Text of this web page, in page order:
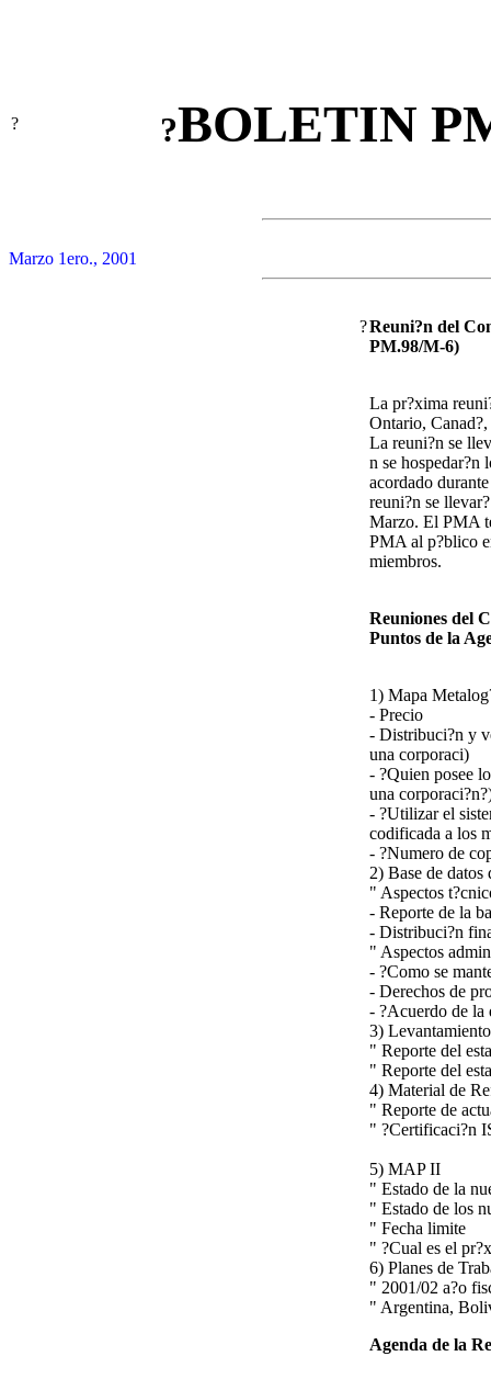
? ?BOLETIN
Marzo 1ero., 2001
?Reuni?n del
PM.98/M-6)
La pr?xima
Ontario,
La reuni?n se
n se hospedar?n
acordado
reuni?n se
Marzo. El PMA
PMA al p?blico
miembros.
Reuniones del
Puntos de la
1) Mapa
- Precio
- Distribuci?n y
una corporaci)
- ?Quien posee
una
- ?Utilizar el
codificada a los
- ?Numero de
2) Base de datos
" Aspectos
- Reporte de la
- Distribuci?n
" Aspectos
- ?Como se
- Derechos de
- ?Acuerdo de la
3)
" Reporte del
" Reporte del
4) Material de
" Reporte de
" ?Certificaci?n
5) MAP II
" Estado de la
" Estado de los
" Fecha limite
" ?Cual es el
6) Planes de
" 2001/02 a?o
" Argentina,
Agenda de la